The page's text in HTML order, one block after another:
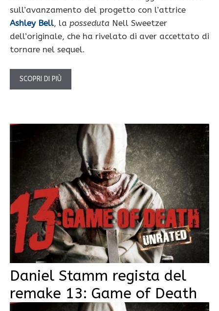
sull’avanzamento del progetto con l’attrice
Ashley Bell, la posseduta Nell Sweetzer
dell’originale, che ha rivelato di aver accettato di
tornare nel sequel.
SCOPRI DI PIÙ
Daniel Stamm regista del
remake 13: Game of Death